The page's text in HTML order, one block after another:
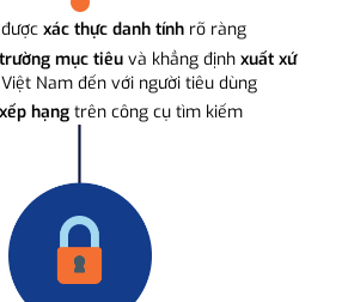
xác thực danh tính rõ ràng
mục tiêuvà khẳng định xuất xứ
Nam đến với người tiêu dùng
hạng trên công cụ tìm kiếm